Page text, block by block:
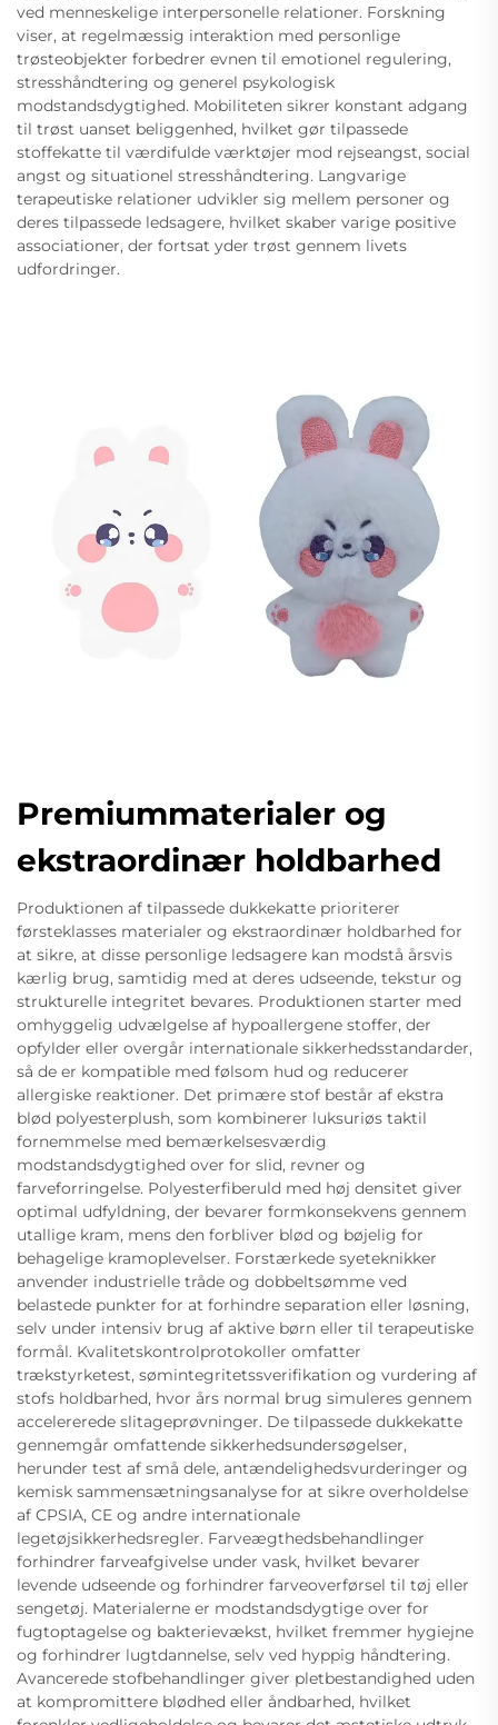
ved menneskelige interpersonelle relationer. Forskning
viser, at regelmæssig interaktion med personlige
trøsteobjekter forbedrer evnen til emotionel regulering,
stresshåndtering og generel psykologisk
modstandsdygtighed. Mobiliteten sikrer konstant adgang
til trøst uanset beliggenhed, hvilket gør tilpassede
stoffekatte til værdifulde værktøjer mod rejseangst, social
angst og situationel stresshåndtering. Langvarige
terapeutiske relationer udvikler sig mellem personer og
deres tilpassede ledsagere, hvilket skaber varige positive
associationer, der fortsat yder trøst gennem livets
udfordringer.
Premiummaterialer og
ekstraordinær holdbarhed
Produktionen af ​​tilpassede dukkekatte prioriterer
førsteklasses materialer og ekstraordinær holdbarhed for
at sikre, at disse personlige ledsagere kan modstå årsvis
kærlig brug, samtidig med at deres udseende, tekstur og
strukturelle integritet bevares. Produktionen starter med
omhyggelig udvælgelse af hypoallergene stoffer, der
opfylder eller overgår internationale sikkerhedsstandarder,
så de er kompatible med følsom hud og reducerer
allergiske reaktioner. Det primære stof består af ekstra
blød polyesterplush, som kombinerer luksuriøs taktil
fornemmelse med bemærkelsesværdig
modstandsdygtighed over for slid, revner og
farveforringelse. Polyesterfiberuld med høj densitet giver
optimal udfyldning, der bevarer formkonsekvens gennem
utallige kram, mens den forbliver blød og bøjelig for
behagelige kramoplevelser. Forstærkede syeteknikker
anvender industrielle tråde og dobbeltsømme ved
belastede punkter for at forhindre separation eller løsning,
selv under intensiv brug af aktive børn eller til terapeutiske
formål. Kvalitetskontrolprotokoller omfatter
trækstyrketest, sømintegritetssverifikation og vurdering af
stofs holdbarhed, hvor års normal brug simuleres gennem
accelererede slitageprøvninger. De tilpassede dukkekatte
gennemgår omfattende sikkerhedsundersøgelser,
herunder test af små dele, antændelighedsvurderinger og
kemisk sammensætningsanalyse for at sikre overholdelse
af CPSIA, CE og andre internationale
legetøjsikkerhedsregler. Farveægthedsbehandlinger
forhindrer farveafgivelse under vask, hvilket bevarer
levende udseende og forhindrer farveoverførsel til tøj eller
sengetøj. Materialerne er modstandsdygtige over for
fugtoptagelse og bakterievækst, hvilket fremmer hygiejne
og forhindrer lugtdannelse, selv ved hyppig håndtering.
Avancerede stofbehandlinger giver pletbestandighed uden
at kompromittere blødhed eller åndbarhed, hvilket